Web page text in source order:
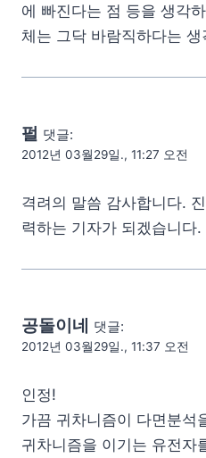
에 빠진다는 점 등을 생각
체는 그닥 바람직하다는
펄 댓글:
2012년 03월29일., 11:27 오전
격려의 말씀 감사합니다.
력하는 기자가 되겠습니다.
공돌이네 댓글:
2012년 03월29일., 11:37 오전
인정!
가끔 귀차니즘이 다면분석
귀차니즘을 이기는 유전자